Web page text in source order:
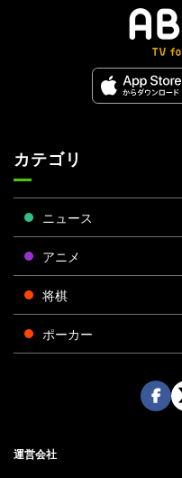
カテゴリ
ニュース
アニメ
将棋
ポーカー
運営会社